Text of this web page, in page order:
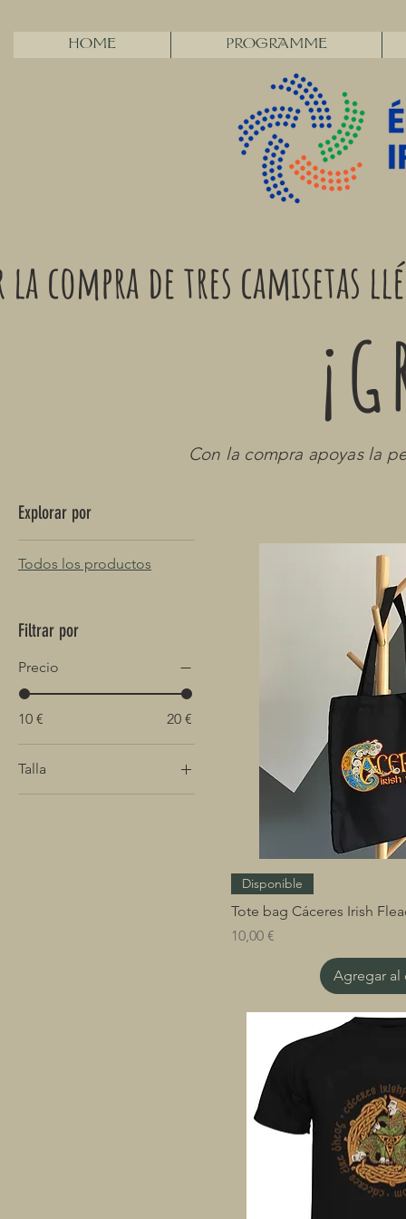
HOME PROGRAMME
la compra de tres camisetas
Con la compra apoyas la
Explorar por
Todos los productos
Filtrar por
Precio
10 € 20 €
Talla
L
Disponible
Tote bag Cáceres Irish
Precio
10,00 €
Agregar al